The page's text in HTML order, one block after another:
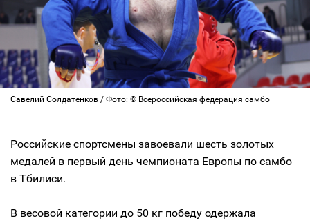
Савелий Солдатенков / Фото: © Всероссийская федерация самбо
Российские спортсмены завоевали шесть золотых
медалей в первый день чемпионата Европы по самбо
в Тбилиси.
В весовой категории до 50 кг победу одержала